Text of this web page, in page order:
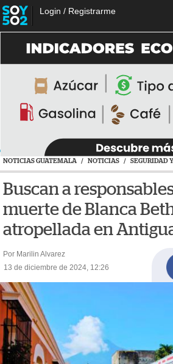
Login / Registrarme
NOTICIAS GUATEMALA / NOTICIAS / SEGURIDAD
Buscan a
muerte de Blanca
atropellada en
Por Marilin Alvarez
13 de diciembre de 2024, 12:26